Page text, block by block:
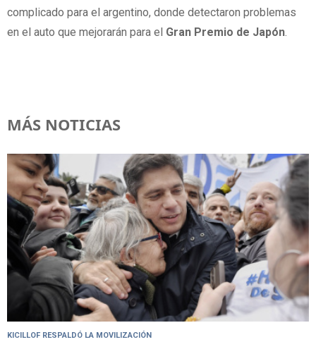
complicado para el argentino, donde detectaron problemas
en el auto que mejorarán para el Gran Premio de Japón
MÁS NOTICIAS
KICILLOF RESPALDÓ LA MOVILIZACIÓN